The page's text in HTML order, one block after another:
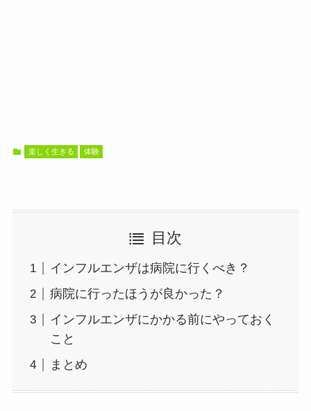
楽しく生きる 体験
目次
インフルエンザは病院に行くべき？
病院に行ったほうが良かった？
インフルエンザにかかる前にやっておく
こと
まとめ